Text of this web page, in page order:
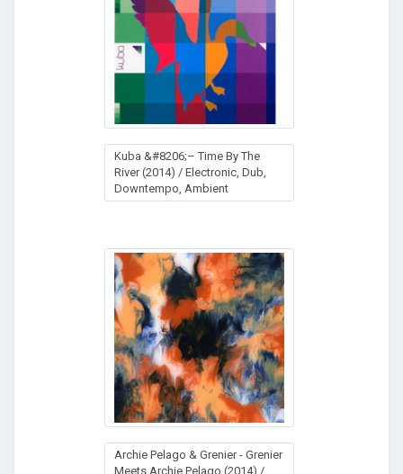
Kuba &#8206;– Time By The
River (2014) / Electronic, Dub,
Downtempo, Ambient
Archie Pelago & Grenier - Grenier
Meets Archie Pelago (2014) /